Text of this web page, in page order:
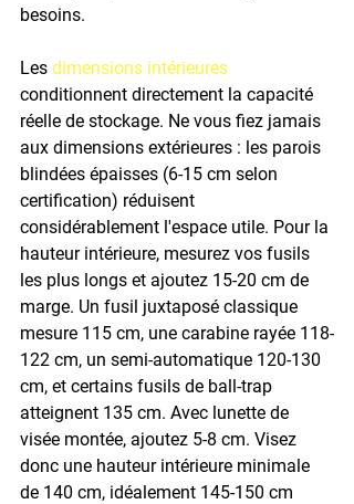
besoins.
Les dimensions intérieures
conditionnent directement la capacité
réelle de stockage. Ne vous fiez jamais
aux dimensions extérieures : les parois
blindées épaisses (6-15 cm selon
certification) réduisent
considérablement l'espace utile. Pour la
hauteur intérieure, mesurez vos fusils
les plus longs et ajoutez 15-20 cm de
marge. Un fusil juxtaposé classique
mesure 115 cm, une carabine rayée 118-
122 cm, un semi-automatique 120-130
cm, et certains fusils de ball-trap
atteignent 135 cm. Avec lunette de
visée montée, ajoutez 5-8 cm. Visez
donc une hauteur intérieure minimale
de 140 cm, idéalement 145-150 cm